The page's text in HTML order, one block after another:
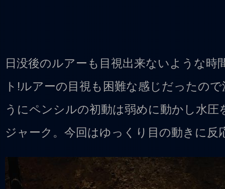
日没後のルアーも目視出来ないような時
ト!ルアーの目視も困難な感じだったの
うにペンシルの初動は弱めに動かし水圧
ジャーク。今回はゆっくり目の動きに反